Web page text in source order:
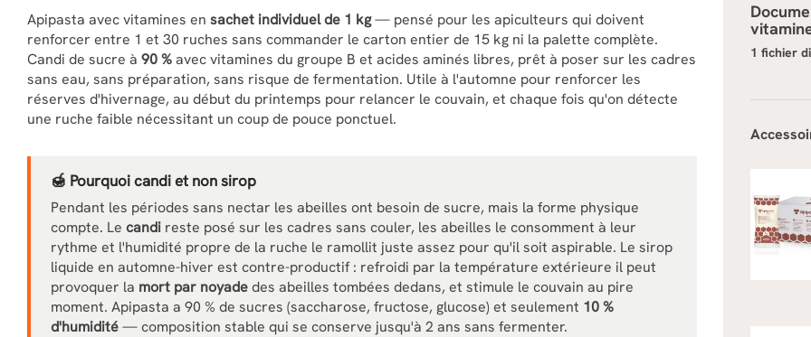
Apipasta avec vitamines en sachet individuel de 1 kg— pensé pour les apiculteurs qui doivent
renforcer entre 1 et 30 ruches sans commander le carton entier de 15 kg ni la palette complète.
Candi de sucre à 90 %avec vitamines du groupe B et acides aminés libres, prêt à poser sur les cadres
sans eau, sans préparation, sans risque de fermentation. Utile à l'automne pour renforcer les
réserves d'hivernage, au début du printemps pour relancer le couvain, et chaque fois qu'on détecte
une ruche faible nécessitant un coup de pouce ponctuel.
🍯 Pourquoi candi et non sirop
Pendant les périodes sans nectar les abeilles ont besoin de sucre, mais la forme physique
compte. Le candi reste posé sur les cadres sans couler, les abeilles le consomment à leur
rythme et l'humidité propre de la ruche le ramollit juste assez pour qu'il soit aspirable. Le sirop
liquide en automne-hiver est contre-productif : refroidi par la température extérieure il peut
provoquer la mort par noyadedes abeilles tombées dedans, et stimule le couvain au pire
moment. Apipasta a 90 % de sucres (saccharose, fructose, glucose) et seulement 10 %
d'humidité— composition stable qui se conserve jusqu'à 2 ans sans fermenter.
1 fichier